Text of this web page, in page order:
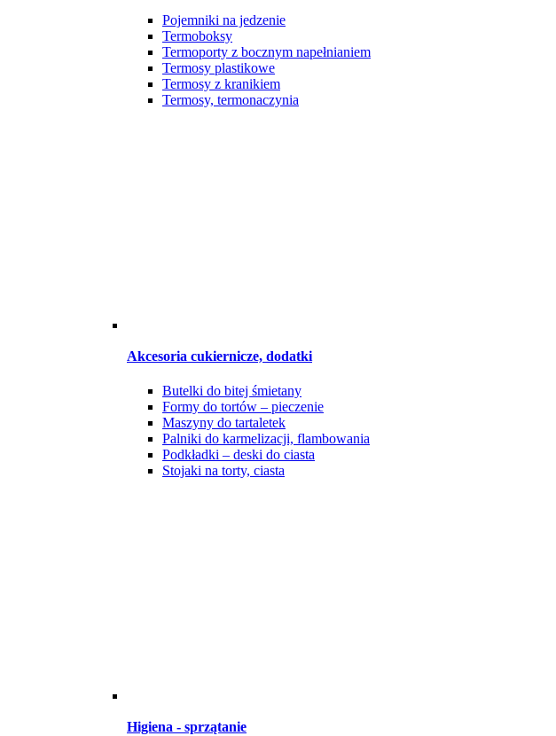
Pojemniki na jedzenie
Termoboksy
Termoporty z bocznym napełnianiem
Termosy plastikowe
Termosy z kranikiem
Termosy, termonaczynia
Akcesoria cukiernicze, dodatki
Butelki do bitej śmietany
Formy do tortów – pieczenie
Maszyny do tartaletek
Palniki do karmelizacji, flambowania
Podkładki – deski do ciasta
Stojaki na torty, ciasta
Higiena - sprzątanie